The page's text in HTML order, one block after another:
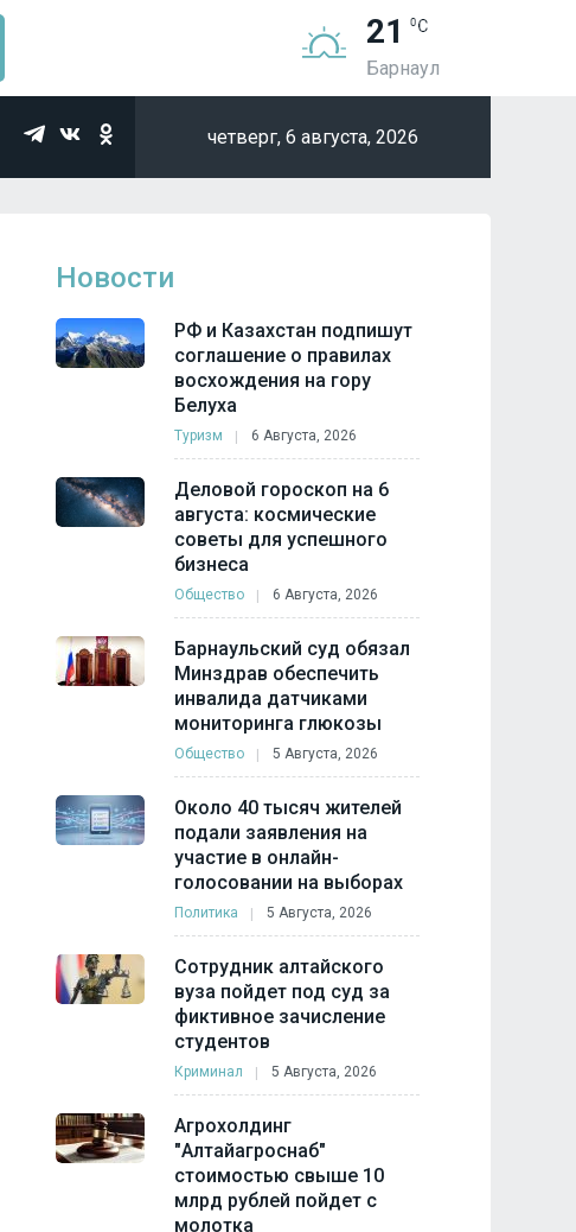
21
Барнаул
четверг, 6 августа, 2026
Новости
РФ и Казахстан подпишут
соглашение о правилах
восхождения на гору
Белуха
Туризм 6 Августа, 2026
Деловой гороскоп на 6
августа: космические
советы для успешного
бизнеса
Общество 6 Августа, 2026
Барнаульский суд обязал
Минздрав обеспечить
инвалида датчиками
мониторинга глюкозы
Общество 5 Августа, 2026
Около 40 тысяч жителей
подали заявления на
участие в онлайн-
голосовании на выборах
Политика 5 Августа, 2026
Сотрудник алтайского
вуза пойдет под суд за
фиктивное зачисление
студентов
Криминал 5 Августа, 2026
Агрохолдинг
"Алтайагроснаб"
стоимостью свыше 10
млрд рублей пойдет с
молотка